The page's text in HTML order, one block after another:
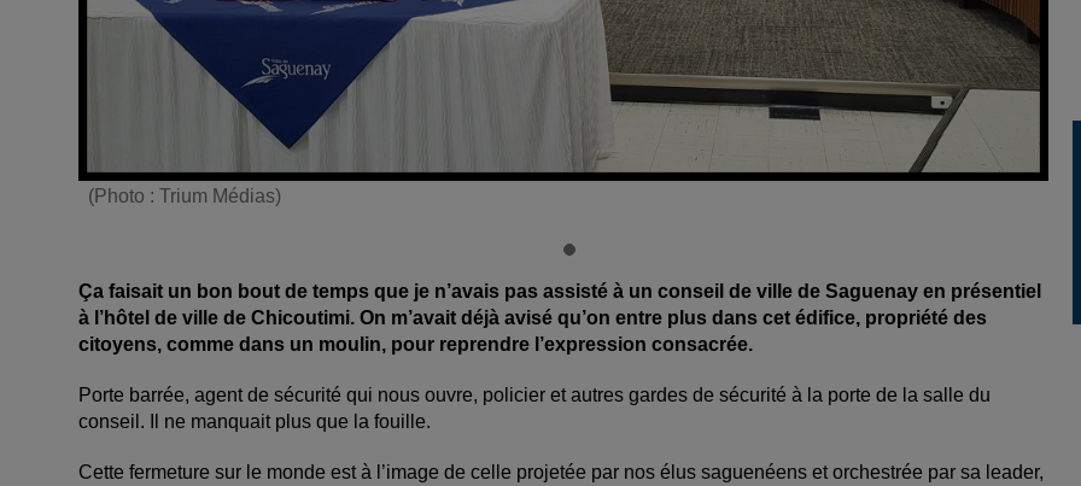
(Photo : Trium Médias)
Ça faisait un bon bout de temps que je n’avais pas assisté à un conseil de ville de Saguenay en présentiel
à l’hôtel de ville de Chicoutimi. On m’avait déjà avisé qu’on entre plus dans cet édifice, propriété des
citoyens, comme dans un moulin, pour reprendre l’expression consacrée.
Porte barrée, agent de sécurité qui nous ouvre, policier et autres gardes de sécurité à la porte de la salle du
conseil. Il ne manquait plus que la fouille.
Cette fermeture sur le monde est à l’image de celle projetée par nos élus saguenéens et orchestrée par sa leader,